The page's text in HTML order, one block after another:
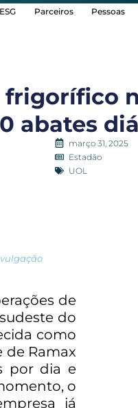
Parceiros Pessoas
frigorífico
abates
março 31, 2025
Estadão
UOL
de
do
como
de Ramax
por dia e
o
já